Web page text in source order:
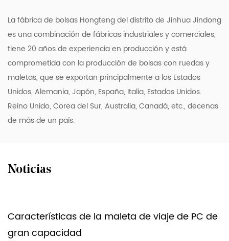
garantiza que su maleta pueda soportar el
desgaste del viaje.
- Facilidad de uso: las ruedas de 360 ​​
grados y el mango telescópico facilitan las
maniobras.
- Organización: Amplios compartimentos y
bolsillos mantienen tus pertenencias
organizadas y accesibles.
Unidos.
calidad
- Tamaños: 20", 24", 29"
La fábrica de bolsas Hongteng del distrito de Jinhua Jindong
es una combinación de fábricas industriales y comerciales,
tiene 20 años de experiencia en producción y está
comprometida con la producción de bolsas con ruedas y
maletas, que se exportan principalmente a los Estados
Unidos, Alemania, Japón, España, Italia, Estados Unidos.
Reino Unido, Corea del Sur, Australia, Canadá, etc., decenas
de más de un país.
Noticias
Características de la maleta de viaje de PC de
gran capacidad